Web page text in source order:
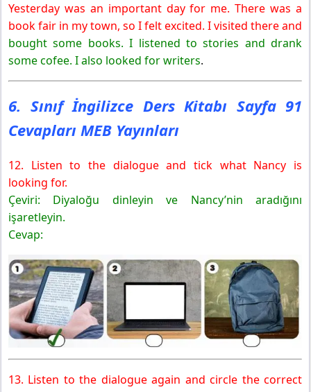
Yesterday was an important day for me. There was a
book fair in my town, so I felt excited. I visited there and
bought some books. I listened to stories and drank
some cofee. I also looked for writers.
6. Sınıf İngilizce Ders Kitabı Sayfa 91
Cevapları MEB Yayınları
12. Listen to the dialogue and tick what Nancy is
looking for.
Çeviri: Diyaloğu dinleyin ve Nancy’nin aradığını
işaretleyin.
Cevap:
13. Listen to the dialogue again and circle the correct